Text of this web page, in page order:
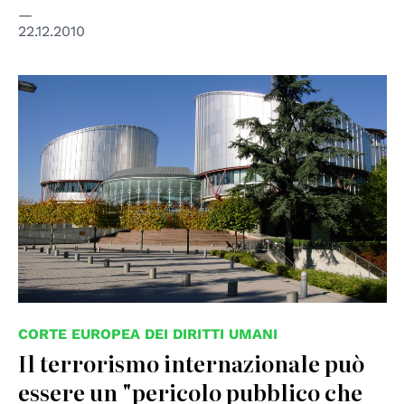
22.12.2010
© Consiglio d'Europa
CORTE EUROPEA DEI DIRITTI UMANI
Il terrorismo internazionale può
essere un "pericolo pubblico che